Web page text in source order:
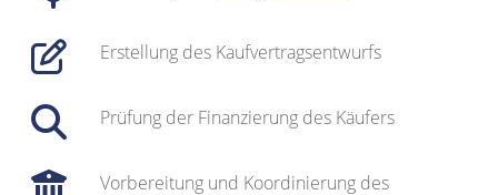
Erstellung des Kaufvertragsentwurfs
Prüfung der Finanzierung des Käufers
Vorbereitung und Koordinierung des